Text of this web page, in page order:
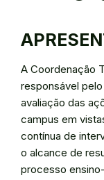
A Coordenação
responsável
avaliação das
campus em
contínua de
o alcance de
processo